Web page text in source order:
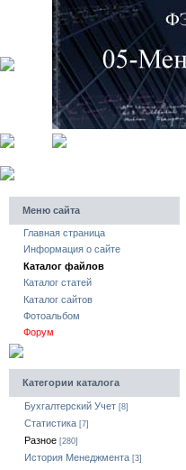
Меню сайта
Главная страница
Информация о сайте
Каталог файлов
Каталог статей
Каталог сайтов
Фотоальбом
Форум
Категории каталога
Бухгалтерский Учет [8]
Статистика [7]
Разное [280]
История Менеджмента [3]